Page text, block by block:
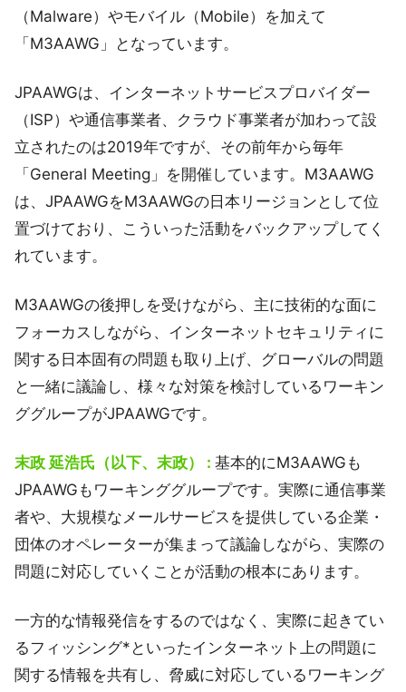
（Malware）やモバイル（Mobile）を加えて
「M3AAWG」となっています。
JPAAWGは、インターネットサービスプロバイダー
（ISP）や通信事業者、クラウド事業者が加わって設
立されたのは2019年ですが、その前年から毎年
「General Meeting」を開催しています。M3AAWG
は、JPAAWGをM3AAWGの日本リージョンとして位
置づけており、こういった活動をバックアップしてく
れています。
M3AAWGの後押しを受けながら、主に技術的な面に
フォーカスしながら、インターネットセキュリティに
関する日本固有の問題も取り上げ、グローバルの問題
と一緒に議論し、様々な対策を検討しているワーキン
ググループがJPAAWGです。
末政 延浩氏（以下、末政） : 基本的にM3AAWGも
JPAAWGもワーキンググループです。実際に通信事業
者や、大規模なメールサービスを提供している企業・
団体のオペレーターが集まって議論しながら、実際の
問題に対応していくことが活動の根本にあります。
一方的な情報発信をするのではなく、実際に起きてい
るフィッシング*といったインターネット上の問題に
関する情報を共有し、脅威に対応しているワーキング